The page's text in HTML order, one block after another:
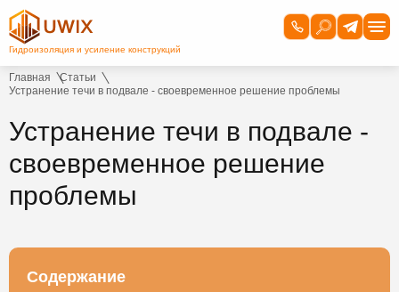
Главная
Статьи
Устранение течи в подвале - своевременное решение проблемы
Устранение течи в подвале -
своевременное решение
проблемы
Содержание